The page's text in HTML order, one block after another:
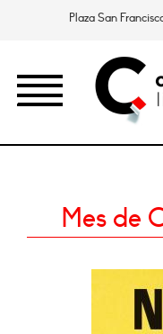
Plaza San
Mes de